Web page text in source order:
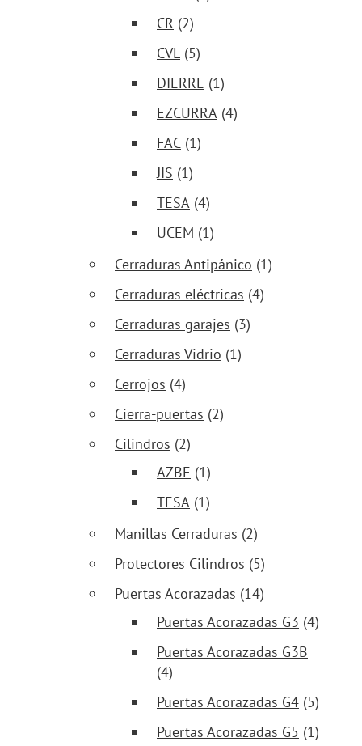
CR (2)
CVL (5)
DIERRE (1)
EZCURRA (4)
FAC (1)
JIS (1)
TESA (4)
UCEM (1)
Cerraduras Antipánico (1)
Cerraduras eléctricas (4)
Cerraduras garajes (3)
Cerraduras Vidrio (1)
Cerrojos (4)
Cierra-puertas (2)
Cilindros (2)
AZBE (1)
TESA (1)
Manillas Cerraduras (2)
Protectores Cilindros (5)
Puertas Acorazadas (14)
Puertas Acorazadas G3 (4)
Puertas Acorazadas G3B
(4)
Puertas Acorazadas G4 (5)
Puertas Acorazadas G5 (1)